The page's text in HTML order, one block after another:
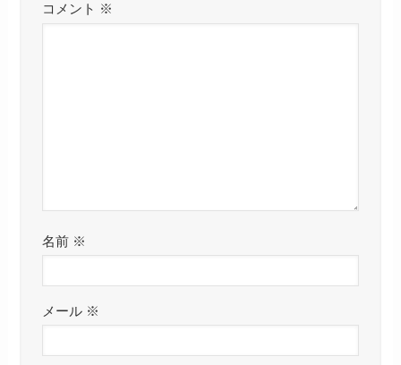
コメント ※
名前 ※
メール ※